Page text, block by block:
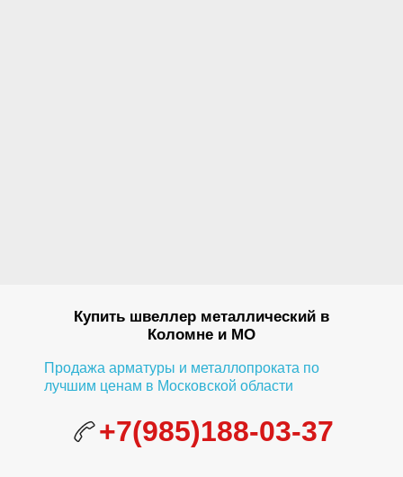
Купить швеллер металлический в
Коломне и МО
Продажа арматуры и металлопроката по
лучшим ценам в Московской области
+7(985)188-03-37